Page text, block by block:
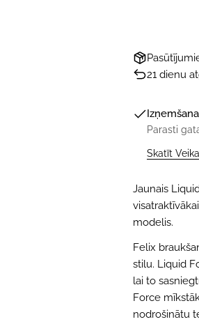
21 dienu
Parasti
Skatīt
Jaunais
modelis.
Felix
stilu. Liquid
lai to
Force
nodrošinātu